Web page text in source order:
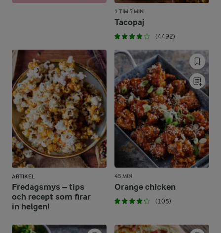
1 TIM 5 MIN
Tacopaj
(4492)
ARTIKEL
Fredagsmys – tips
och recept som firar
in helgen!
45 MIN
Orange chicken
(105)